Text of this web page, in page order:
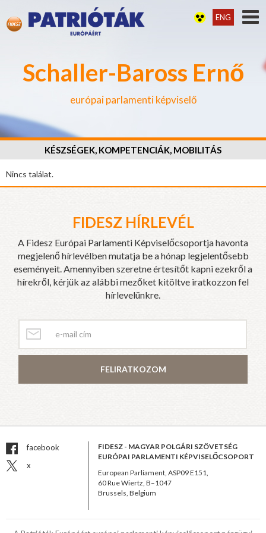
Schaller-Baross Ernő
európai parlamenti képviselő
ENG
KÉSZSÉGEK, KOMPETENCIÁK, MOBILITÁS
Nincs találat.
FIDESZ HÍRLEVÉL
A Fidesz Európai Parlamenti Képviselőcsoportja havonta
megjelenő hírlevélben mutatja be a hónap legjelentősebb
eseményeit. Amennyiben szeretne értesítőt kapni ezekről a
hírekről, kérjük az alábbi mezőket kitöltve iratkozzon fel
hírlevelünkre.
FELIRATKOZOM
facebook
x
FIDESZ - MAGYAR POLGÁRI SZÖVETSÉG
EURÓPAI PARLAMENTI KÉPVISELŐCSOPORT
European Parliament, ASP09 E151,
60 Rue Wiertz, B–1047
Brussels, Belgium